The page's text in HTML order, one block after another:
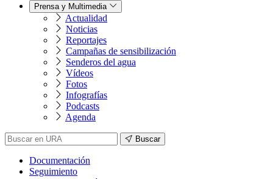
Prensa y Multimedia
Actualidad
Noticias
Reportajes
Campañas de sensibilización
Senderos del agua
Vídeos
Fotos
Infografías
Podcasts
Agenda
Buscar
Documentación
Seguimiento